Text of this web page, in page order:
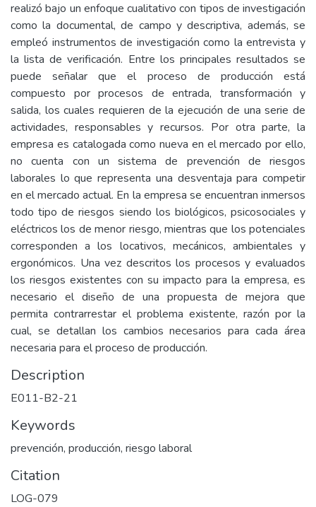
realizó bajo un enfoque cualitativo con tipos de investigación
como la documental, de campo y descriptiva, además, se
empleó instrumentos de investigación como la entrevista y
la lista de verificación. Entre los principales resultados se
puede señalar que el proceso de producción está
compuesto por procesos de entrada, transformación y
salida, los cuales requieren de la ejecución de una serie de
actividades, responsables y recursos. Por otra parte, la
empresa es catalogada como nueva en el mercado por ello,
no cuenta con un sistema de prevención de riesgos
laborales lo que representa una desventaja para competir
en el mercado actual. En la empresa se encuentran inmersos
todo tipo de riesgos siendo los biológicos, psicosociales y
eléctricos los de menor riesgo, mientras que los potenciales
corresponden a los locativos, mecánicos, ambientales y
ergonómicos. Una vez descritos los procesos y evaluados
los riesgos existentes con su impacto para la empresa, es
necesario el diseño de una propuesta de mejora que
permita contrarrestar el problema existente, razón por la
cual, se detallan los cambios necesarios para cada área
necesaria para el proceso de producción.
Description
E011-B2-21
Keywords
prevención, producción, riesgo laboral
Citation
LOG-079